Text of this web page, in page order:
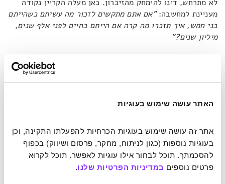
האתר עושה שימוש בעוגיות
פרטים נוספים במדיניות הפרטיות שלנו.
לא מתרחש, דינו להימחק מהזיכרון. כאן מעלה הקריין נקודה
מעניינת למחשבה:"אם אתם מתקשים לזכור מה עשיתם כשהייתם
בני חמש, איך תזכרו מה קרה אם הייתם בחיים לפני אלף שנים,
מיליון שנים?"
שאלה זו מספקת לבעל חיי הנצח אתגרים מהותיים בנושא זהות.
באופן תיאורטי, ייתכן כי כל תקופה מסוימת הזיכרון שלנו ישתנה
להיות כרוכים במחיר של שינוי אישיות יסודי שמתרחש באופן
אופטימית שבן האלמוות ימצא שותפה לחיים אחת למאה שנה,
כעבור מיליון שנים יהיו מאחוריו 10,000 קשרים רומנטיים של
פרק חיים אנושי ממוצע."כמה משמות עשרת האלפים האלה הוא
יהיה מסוגל לזכור? האין זה משנה את המהות של יחסים